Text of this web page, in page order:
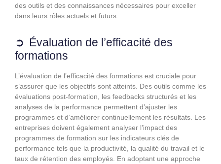
des outils et des connaissances nécessaires pour exceller
dans leurs rôles actuels et futurs.
Évaluation de l’efficacité des
formations
L’évaluation de l’efficacité des formations est cruciale pour
s’assurer que les objectifs sont atteints. Des outils comme les
évaluations post-formation, les feedbacks structurés et les
analyses de la performance permettent d’ajuster les
programmes et d’améliorer continuellement les résultats. Les
entreprises doivent également analyser l’impact des
programmes de formation sur les indicateurs clés de
performance tels que la productivité, la qualité du travail et le
taux de rétention des employés. En adoptant une approche